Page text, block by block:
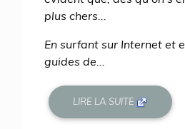
plus chers...
En surfant sur Internet et
guides de...
LIRE LA SUITE